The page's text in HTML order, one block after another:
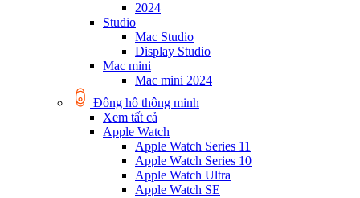
2024
Studio
Mac Studio
Display Studio
Mac mini
Mac mini 2024
Đồng hồ thông minh
Xem tất cả
Apple Watch
Apple Watch Series 11
Apple Watch Series 10
Apple Watch Ultra
Apple Watch SE